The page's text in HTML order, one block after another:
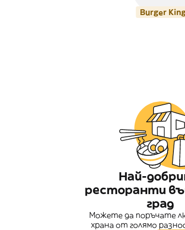
Burger
Най-
ресторанти
град
Можете да поръчате
храна от голямо